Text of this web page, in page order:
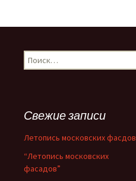
Н
а
:Свежие записи
Летопись московских фасдов
“Летопись московских
фасадов”